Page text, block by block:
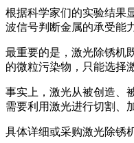
根据科学家们的实验结果
波信号判断金属的承受能
最重要的是，激光除锈机
的微粒污染物，只能选择
事实上，激光从被创造、
需要利用激光进行切割、
具体详细或采购激光除锈